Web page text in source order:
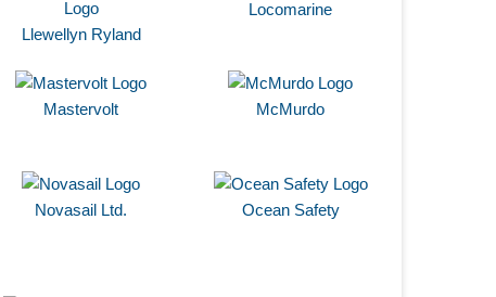
Llewellyn Ryland
Locomarine
Mastervolt McMurdo
Novasail Ltd. Ocean Safety